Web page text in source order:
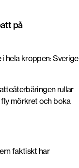
på
hela kroppen: Sverige
rullar
fly mörkret och boka
faktiskt har